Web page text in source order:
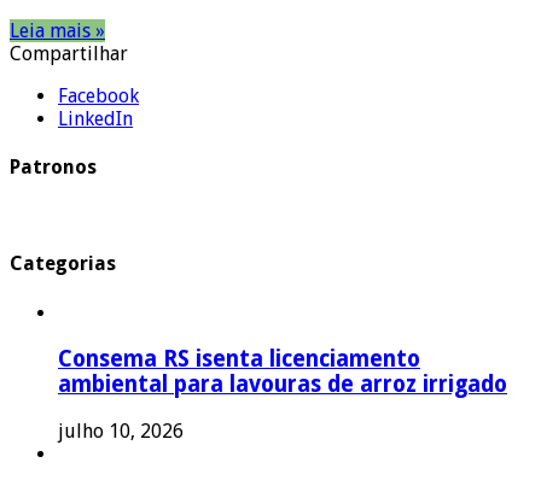
Leia mais »
Compartilhar
Facebook
LinkedIn
Patronos
Categorias
Consema RS isenta licenciamento
ambiental para lavouras de arroz irrigado
julho 10, 2026